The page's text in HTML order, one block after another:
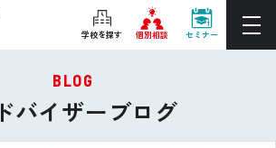
学校を探す 個別相談 セミナー
ぴったりの住宅会社をご提案
個別相談
BLOG
バイザーブログ